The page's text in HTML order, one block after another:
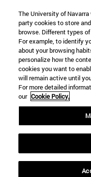
The University of
party cookies to store
browse. Different types
For example, to identify
about your browsing
personalize how the
cookies you want to
will remain active until
For more detailed
our Cookie Policy.